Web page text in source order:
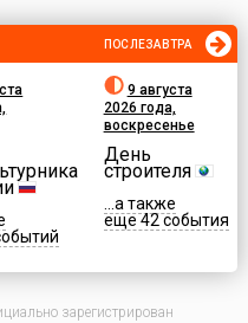
ПОСЛЕЗАВТРА
9 августа
2026 года,
воскресенье
День
строителя
...а также
еще 42 события
зарегистрирован